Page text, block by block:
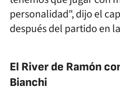
personalidad", dijo el
después del partido en
El River de Ramón
Bianchi